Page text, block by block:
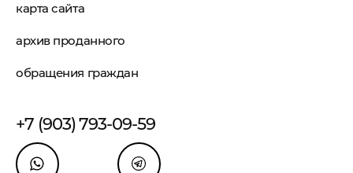
карта сайта
архив проданного
обращения граждан
+7 (903) 793-09-59